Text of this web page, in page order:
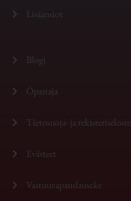
Lisäansiot
Blogi
Opastaja
Tietosuoja- ja rekisteriseloste
Evästeet
Vastuuvapauslauseke